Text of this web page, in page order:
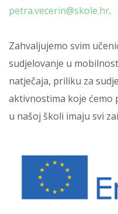
petra.vecerin@skole.hr.
Zahvaljujemo svim
sudjelovanje u
natječaja, priliku za
aktivnostima koje ćemo
u našoj školi imaju svi